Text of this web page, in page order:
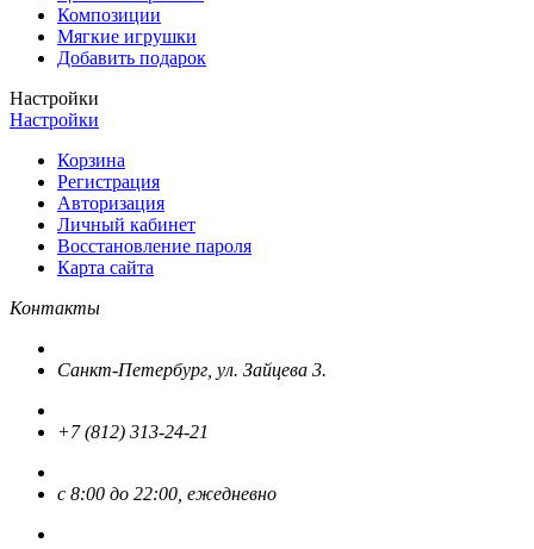
Композиции
Мягкие игрушки
Добавить подарок
Настройки
Настройки
Корзина
Регистрация
Авторизация
Личный кабинет
Восстановление пароля
Карта сайта
Контакты
Санкт-Петербург, ул. Зайцева 3.
+7 (812) 313-24-21
с 8:00 до 22:00, ежедневно